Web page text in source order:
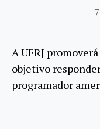
A UFRJ
objetivo
programador